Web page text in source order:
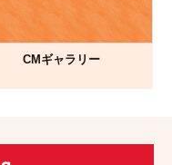
CMギャラリー